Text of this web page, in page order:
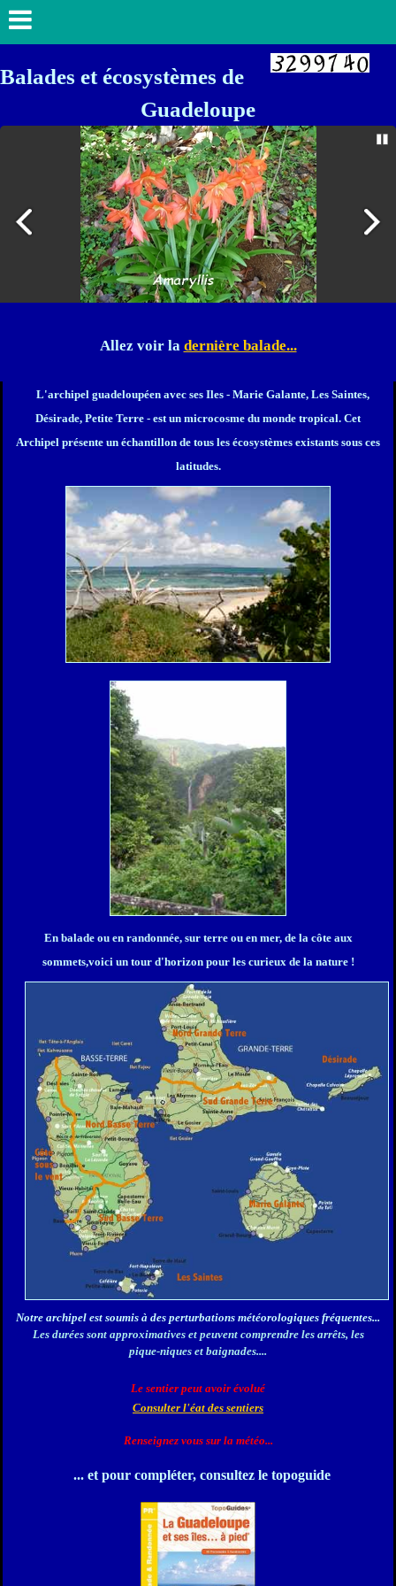
Balades et écosystèmes de
Guadeloupe
Allez voir la dernière balade...
L'archipel guadeloupéen avec ses Iles - Marie Galante, Les Saintes,
Désirade, Petite Terre - est un microcosme du monde tropical. Cet
Archipel présente un échantillon de tous les écosystèmes existants sous ces
latitudes.
En balade ou en randonnée, sur terre ou en mer, de la côte aux
sommets,voici un tour d'horizon pour les curieux de la nature !
Notre archipel est soumis à des perturbations météorologiques fréquentes...
Les durées sont approximatives et peuvent comprendre les arrêts, les
pique-niques et baignades....
Le sentier peut avoir évolué
Consulter l'éat des sentiers
Renseignez vous sur la météo...
... et pour compléter, consultez le topoguide